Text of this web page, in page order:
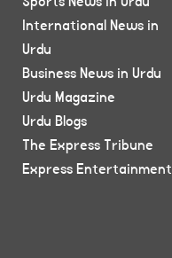
International News in
Urdu
Business News in Urdu
Urdu Magazine
Urdu Blogs
The Express Tribune
Express Entertainment